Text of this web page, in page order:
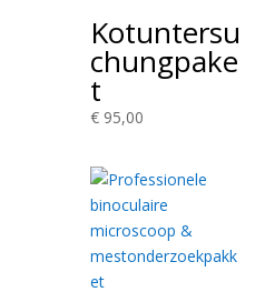
Kotuntersu
chungpake
t
€95,00